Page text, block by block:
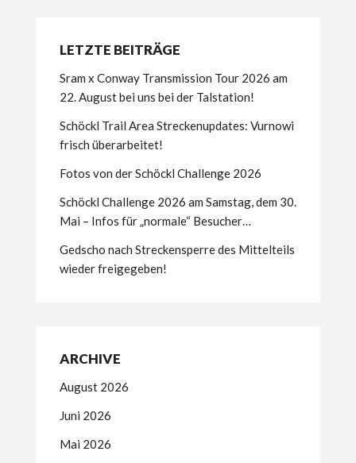
LETZTE BEITRÄGE
Sram x Conway Transmission Tour 2026 am
22. August bei uns bei der Talstation!
Schöckl Trail Area Streckenupdates: Vurnowi
frisch überarbeitet!
Fotos von der Schöckl Challenge 2026
Schöckl Challenge 2026 am Samstag, dem 30.
Mai – Infos für „normale“ Besucher…
Gedscho nach Streckensperre des Mittelteils
wieder freigegeben!
ARCHIVE
August 2026
Juni 2026
Mai 2026